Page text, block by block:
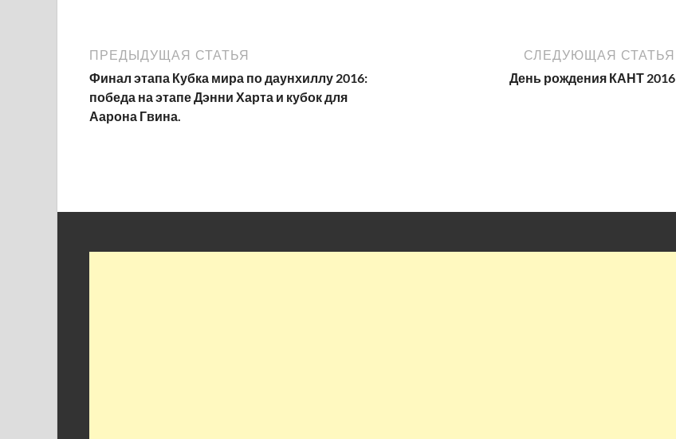
ПРЕДЫДУЩАЯ СТАТЬЯ
Финал этапа Кубка мира по даунхиллу 2016:
победа на этапе Дэнни Харта и кубок для
Аарона Гвина.
СЛЕДУЮЩАЯ СТАТЬЯ
День рождения КАНТ 2016